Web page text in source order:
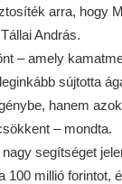
arra, hogy
András.
– amely
sújtotta
hanem
– mondta.
segítséget
100 millió forintot,